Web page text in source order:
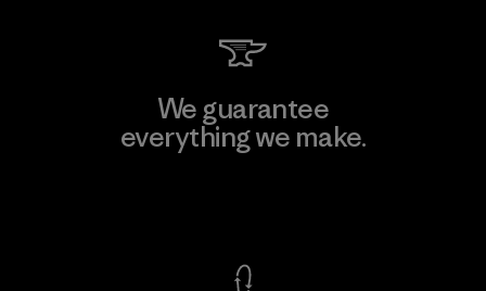
We guarantee
everything we make.